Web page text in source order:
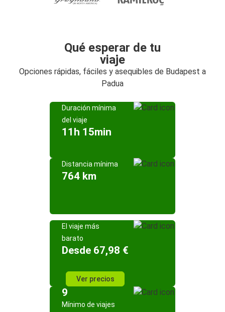
Qué esperar de tu
viaje
Opciones rápidas, fáciles y asequibles de Budapest a
Padua
Duración mínima
del viaje
11h 15min
Distancia mínima
764 km
El viaje más
barato
Desde 67,98 €
Ver precios
9
Mínimo de viajes